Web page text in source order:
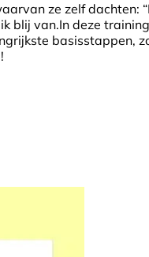
ze zelf dachten:
blij van.In deze
basisstappen,